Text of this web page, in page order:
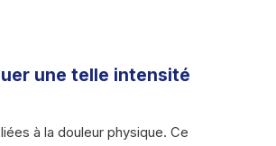
une telle intensité
à la douleur physique. Ce